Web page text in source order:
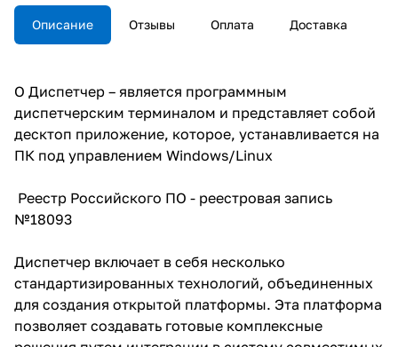
Описание Отзывы Оплата Доставка
О Диспетчер – является программным
диспетчерским терминалом и представляет собой
десктоп приложение, которое, устанавливается на
ПК под управлением Windows/Linux
Реестр Российского ПО - реестровая запись
№18093
Диспетчер включает в себя несколько
стандартизированных технологий, объединенных
для создания открытой платформы. Эта платформа
позволяет создавать готовые комплексные